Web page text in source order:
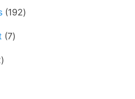
192192
77
942